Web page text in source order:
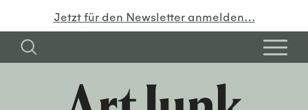
Jetzt für den Newsletter anmelden…